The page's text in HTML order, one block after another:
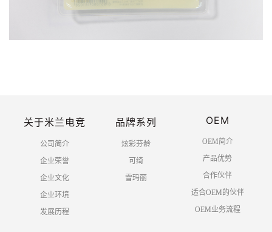
关于米兰电竞
公司简介
企业荣誉
企业文化
企业环境
发展历程
品牌系列
炫彩芬龄
可绮
雪玛丽
OEM
OEM简介
产品优势
合作伙伴
适合OEM的伙伴
OEM业务流程